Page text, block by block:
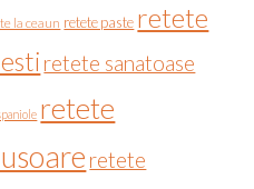
la ceaun retete paste retete
retete sanatoase
retete
retete